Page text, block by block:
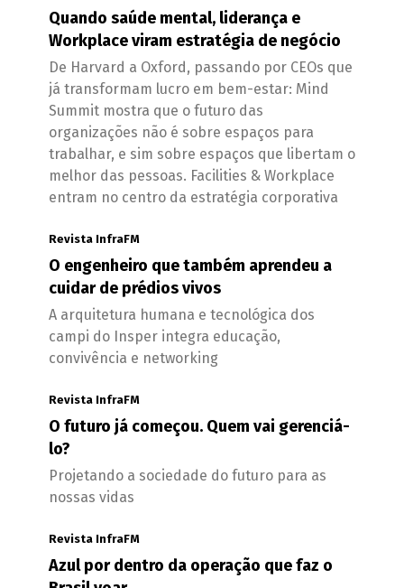
Quando saúde mental, liderança e
Workplace viram estratégia de negócio
De Harvard a Oxford, passando por CEOs que
já transformam lucro em bem-estar: Mind
Summit mostra que o futuro das
organizações não é sobre espaços para
trabalhar, e sim sobre espaços que libertam o
melhor das pessoas. Facilities & Workplace
entram no centro da estratégia corporativa
Revista InfraFM
O engenheiro que também aprendeu a
cuidar de prédios vivos
A arquitetura humana e tecnológica dos
campi do Insper integra educação,
convivência e networking
Revista InfraFM
O futuro já começou. Quem vai gerenciá-
lo?
Projetando a sociedade do futuro para as
nossas vidas
Revista InfraFM
Azul por dentro da operação que faz o